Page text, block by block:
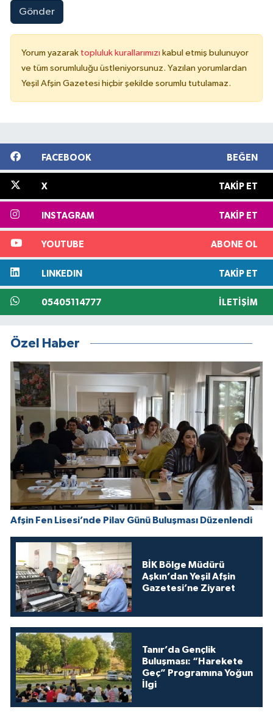
Gönder
Yorum yazarak topluluk kurallarımızı kabul etmiş bulunuyor
ve tüm sorumluluğu üstleniyorsunuz. Yazılan yorumlardan
Yeşil Afşin Gazetesi hiçbir şekilde sorumlu tutulamaz.
FACEBOOK BEĞEN
X TAKIP ET
INSTAGRAM TAKIP ET
YOUTUBE ABONE OL
LINKEDIN TAKIP ET
05405114777 İLETIŞIM
Özel Haber
Afşin Fen Lisesi’nde Pilav Günü Buluşması Düzenlendi
BİK Bölge Müdürü
Aşkın’dan Yeşil Afşin
Gazetesi’ne Ziyaret
Tanır’da Gençlik
Buluşması: “Harekete
Geç” Programına Yoğun
İlgi